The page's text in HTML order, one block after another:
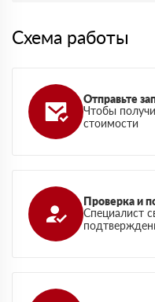
Схема работы
Отправьте
Чтобы
стоимости
Проверка и
Специалист